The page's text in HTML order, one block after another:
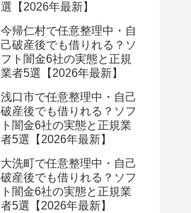
選【2026年最新】
今帰仁村で任意整理中・自
己破産後でも借りれる？ソ
フト闇金6社の実態と正規
業者5選【2026年最新】
浅口市で任意整理中・自己
破産後でも借りれる？ソフ
ト闇金6社の実態と正規業
者5選【2026年最新】
大洗町で任意整理中・自己
破産後でも借りれる？ソフ
ト闇金6社の実態と正規業
者5選【2026年最新】